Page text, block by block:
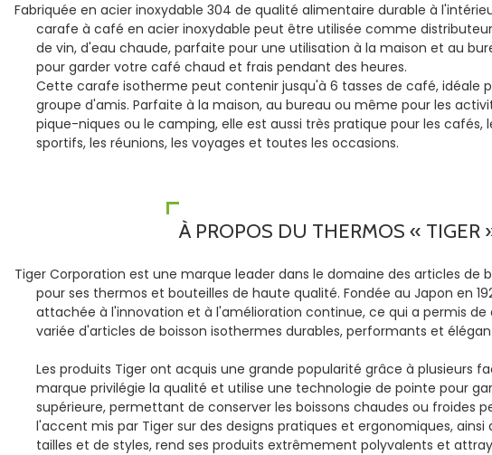
Fabriquée en acier inoxydable 304 de qualité alimentaire durable à
carafe à café en acier inoxydable peut être utilisée comme
de vin, d'eau chaude, parfaite pour une utilisation à la maison et au
pour garder votre café chaud et frais pendant des heures.
Cette carafe isotherme peut contenir jusqu'à 6 tasses de café, idéale
groupe d'amis. Parfaite à la maison, au bureau ou même pour les
pique-niques ou le camping, elle est aussi très pratique pour les cafés,
sportifs, les réunions, les voyages et toutes les occasions.
À PROPOS DU THERMOS « TIGER
Tiger Corporation est une marque leader dans le domaine des articles de
pour ses thermos et bouteilles de haute qualité. Fondée au Japon en
attachée à l'innovation et à l'amélioration continue, ce qui a permis
variée d'articles de boisson isothermes durables, performants et
Les produits Tiger ont acquis une grande popularité grâce à plusieurs
marque privilégie la qualité et utilise une technologie de pointe pour
supérieure, permettant de conserver les boissons chaudes ou froides
l'accent mis par Tiger sur des designs pratiques et ergonomiques,
tailles et de styles, rend ses produits extrêmement polyvalents et